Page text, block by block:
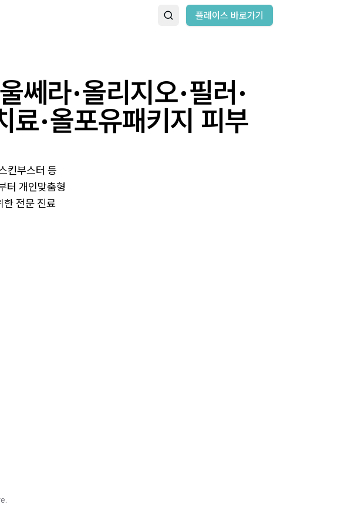
플레이스 바로가기
쎄라·올리지오·필러·
료·올포유패키지 피부
킨부스터 등
터 개인맞춤형
한 전문 진료